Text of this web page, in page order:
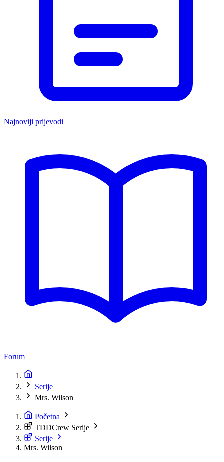
Najnoviji prijevodi
Forum
Serije
Mrs. Wilson
Početna
TDDCrew Serije
Serije
Mrs. Wilson